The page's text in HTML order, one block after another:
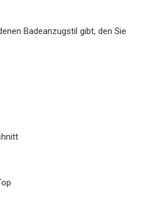
Badeanzugstil gibt, den Sie